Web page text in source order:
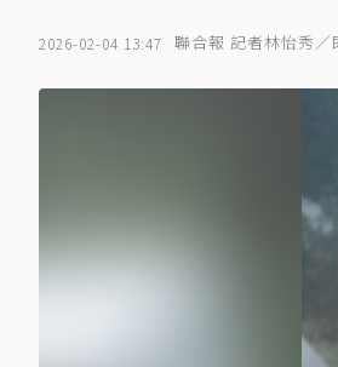
2026-02-04 13:47 聯合報 記者林怡秀／